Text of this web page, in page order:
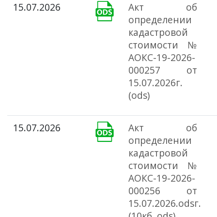
15.07.2026
Акт об
определении
кадастровой
стоимости №
АОКС-19-2026-
000257 от
15.07.2026г.
(ods)
15.07.2026
Акт об
определении
кадастровой
стоимости №
АОКС-19-2026-
000256 от
15.07.2026.odsг.